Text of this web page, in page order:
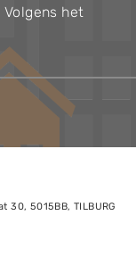
het
30, 5015BB, TILBURG